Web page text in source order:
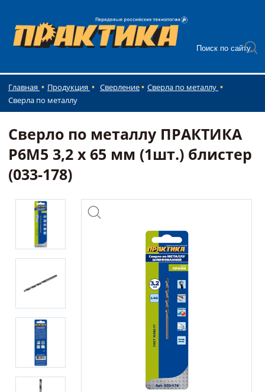
Главная Продукция Сверление
Сверла по металлу
Сверла по металлу
Сверло по металлу ПРАКТИКА
Р6М5 3,2 х 65 мм (1шт.) блистер
(033-178)